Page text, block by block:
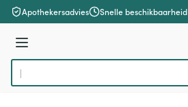
Ga naar de inhoud
Apothekersadvies Snelle beschikbaarheid
Menu
Product, merk, categorie...